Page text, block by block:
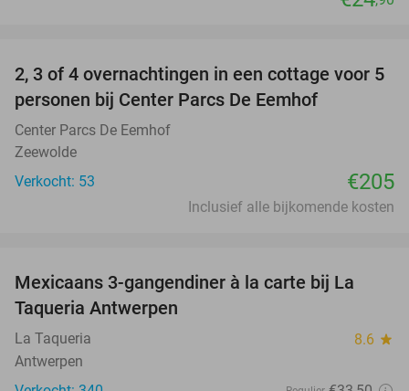
2, 3 of 4 overnachtingen in een cottage voor 5
personen bij Center Parcs De Eemhof
Center Parcs De Eemhof
Zeewolde
Verkocht: 53
€205
Inclusief alle bijkomende kosten
32%
Mexicaans 3-gangendiner à la carte bij La
Taqueria Antwerpen
La Taqueria 8.6 star
Antwerpen